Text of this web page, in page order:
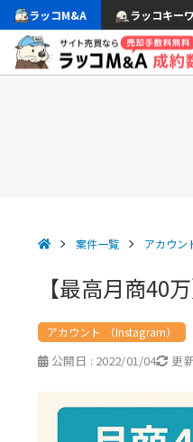
ラッコM&A ラッコキー
案件一覧 アカウン
【最高月商40
アカウント （Instagram）
公開日 : 2022/01/04 更